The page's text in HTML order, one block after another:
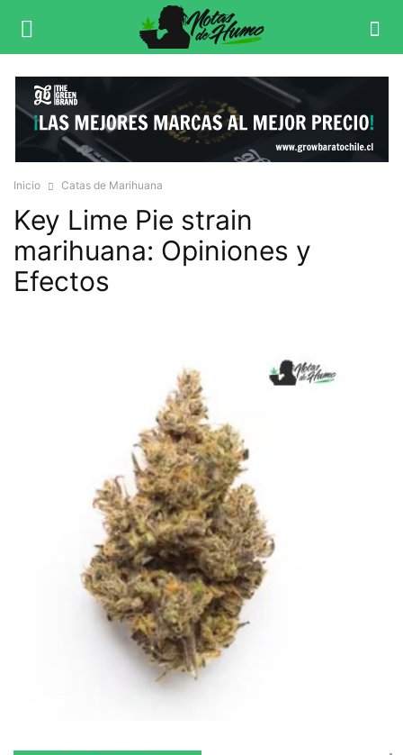
Inicio Catas de Marihuana
Key Lime Pie strain
marihuana: Opiniones y
Efectos